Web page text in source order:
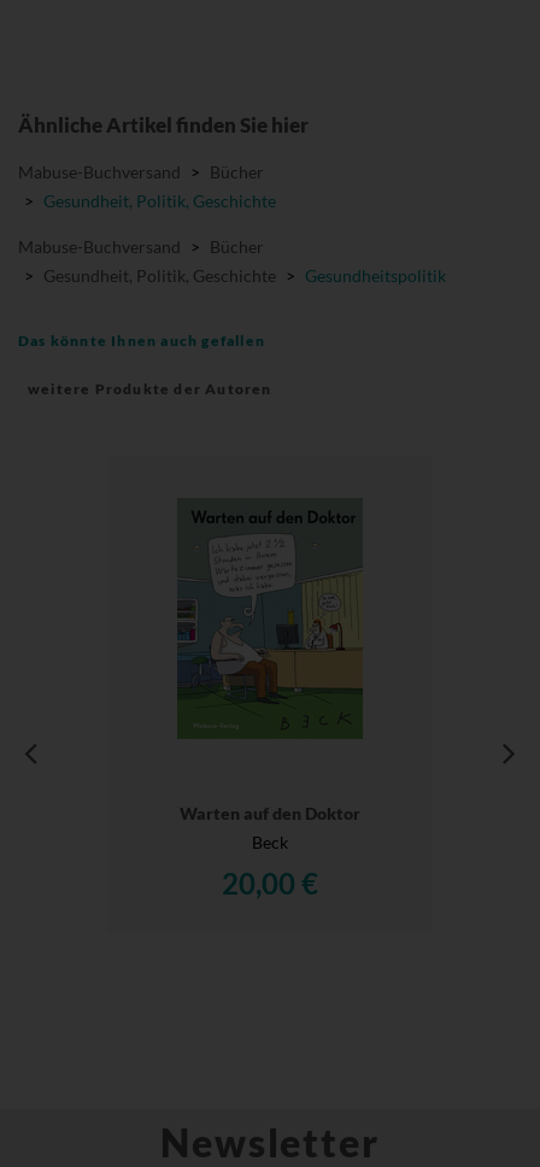
Ähnliche Artikel finden Sie hier
Mabuse-Buchversand > Bücher
> Gesundheit, Politik, Geschichte
Mabuse-Buchversand > Bücher
> Gesundheit, Politik, Geschichte > Gesundheitspolitik
Das könnte Ihnen auch gefallen
weitere Produkte der Autoren
Warten auf den Doktor
Beck
20,00 €
Newsletter